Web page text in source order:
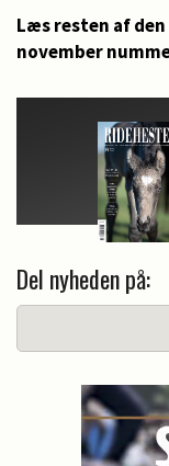
Læs resten af
november
Del nyheden på: